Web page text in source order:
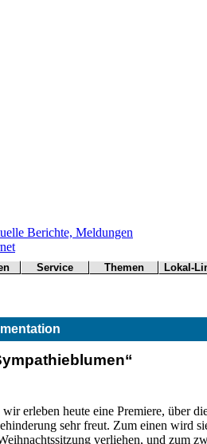
erleben heute eine Premiere, über
sehr freut. Zum einen wird
verliehen, und zum
Service
Verkehr
Bücher
Themen
Gesundheit
Grüne
SPD
Statistiken
Lokal-